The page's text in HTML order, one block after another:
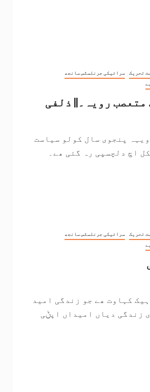
تحریک
سرائیکی جرنلسٹس سانجھ
متعصب رویہ۔|| ذلفی
پنجوی سال کولو سیاست
اچ دلچسپی رہ گئی ھے۔
تحریک
سرائیکی جرنلسٹس سانجھ
کہاوت ھے جو زندگی امید
زندگی دیاں امیداں اپݨی